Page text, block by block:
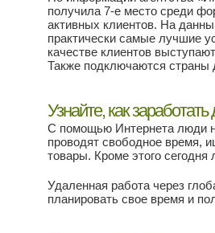
получила 7-е место среди
активных клиентов. На
практически самые лучшие
качестве клиентов
Также подключаются страны
Узнайте, как
С помощью Интернета люди
проводят свободное время,
товары. Кроме этого
Удаленная работа через
планировать свое время и